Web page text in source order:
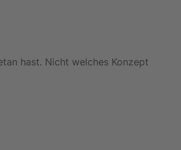
hast. Nicht welches Konzept